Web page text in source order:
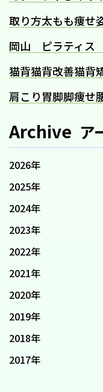
取り方太もも痩せ
岡山 ピラティス
猫背猫背改善猫背
肩こり胃脚脚痩せ
Archive ア
2026年
2025年
2024年
2023年
2022年
2021年
2020年
2019年
2018年
2017年